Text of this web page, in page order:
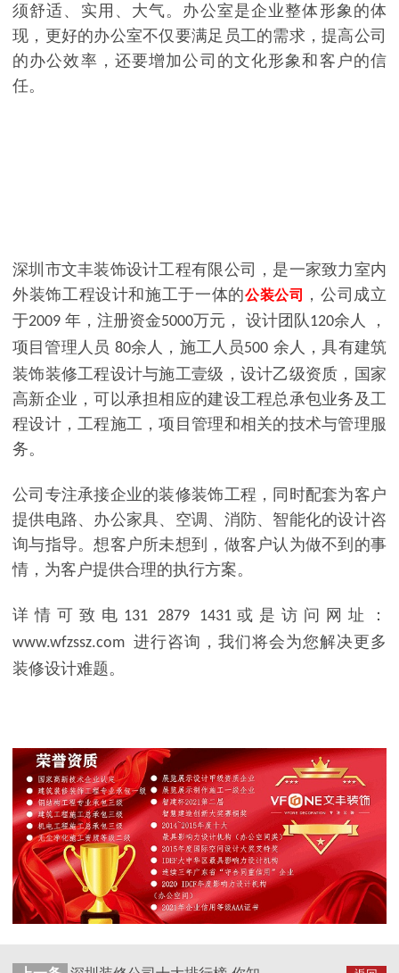
须舒适、实用、大气。办公室是企业整体形象的体
现，更好的办公室不仅要满足员工的需求，提高公司
的办公效率，还要增加公司的文化形象和客户的信
任。
深圳市文丰装饰设计工程有限公司，是一家致力室内
外装饰工程设计和施工于一体的公装公司
，公司成立
于2009 年，注册资金5000万元， 设计团队 120余人
，
项目管理人员 80余 人，施工人员500 余人，具有建筑
装饰装修工程设计与施工壹级，设计乙级资质，国家
高新企业，可以承担相应的建设工程总承包业务及工
程设计，工程施工，项目管理和相关的技术与管理服
务。
公司专注承接企业的装修装饰工程，同时配套为客户
提供电路、办公家具、空调、消防、智能化的设计咨
询与指导。想客户所未想到，做客户认为做不到的事
情，为客户提供合理的执行方案。
详情可致电 131 2879 1431或是访问网址：
www.wfzssz.com 进行咨询，我们将会为您解决更多
装修设计难题。